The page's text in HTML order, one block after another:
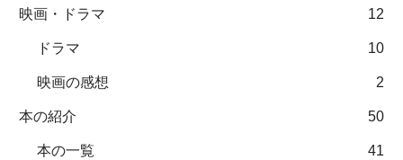
映画・ドラマ 12
ドラマ 10
映画の感想 2
本の紹介 50
本の一覧 41